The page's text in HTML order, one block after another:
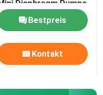
Diaphragm Pumps
Bestpreis
Kontakt